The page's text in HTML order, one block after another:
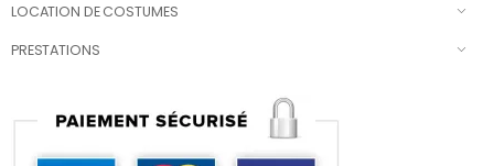
LOCATION DE COSTUMES
PRESTATIONS